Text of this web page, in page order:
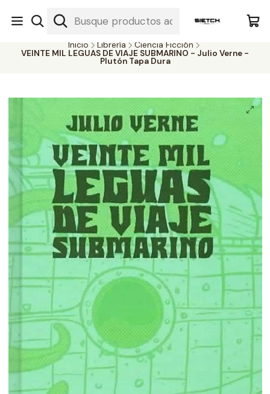
Nuestra librería - Serrano 317 local 3 - Limache.
#SomospartedelSietch
Inicio Librería
Ciencia Ficción
VEINTE MIL LEGUAS DE VIAJE SUBMARINO - Julio Verne -
Plutón Tapa Dura